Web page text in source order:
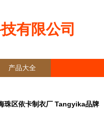
有限公司
产品大全
珠区依卡制衣厂 Tangyika品牌